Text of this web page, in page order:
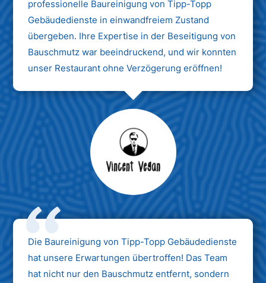
professionelle Baureinigung von Tipp-Topp
Gebäudedienste in einwandfreiem Zustand
übergeben. Ihre Expertise in der Beseitigung von
Bauschmutz war beeindruckend, und wir konnten
unser Restaurant ohne Verzögerung eröffnen!
Max Mustermann
Unternehmen AG
Die Baureinigung von Tipp-Topp Gebäudedienste
hat unsere Erwartungen übertroffen! Das Team
hat nicht nur den Bauschmutz entfernt, sondern